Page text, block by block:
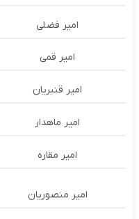
امیر فضلی
امیر قمی
امیر قنبریان
امیر ماهدار
امیر مقاره
امیر منصوریان